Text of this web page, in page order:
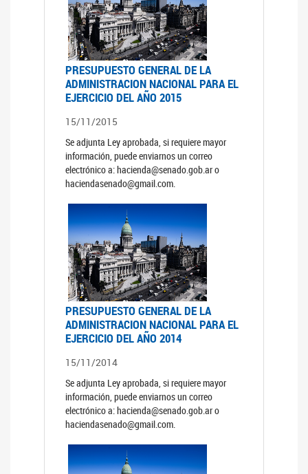
PRESUPUESTO GENERAL DE LA
ADMINISTRACION NACIONAL PARA EL
EJERCICIO DEL AÑO 2015
15/11/2015
Se adjunta Ley aprobada, si requiere mayor
información, puede enviarnos un correo
electrónico a: hacienda@senado.gob.ar o
haciendasenado@gmail.com.
PRESUPUESTO GENERAL DE LA
ADMINISTRACION NACIONAL PARA EL
EJERCICIO DEL AÑO 2014
15/11/2014
Se adjunta Ley aprobada, si requiere mayor
información, puede enviarnos un correo
electrónico a: hacienda@senado.gob.ar o
haciendasenado@gmail.com.